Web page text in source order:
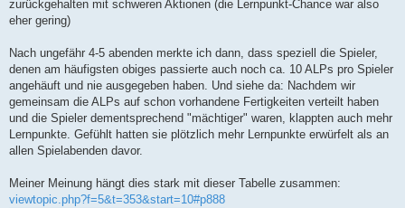
zurückgehalten mit schweren Aktionen (die Lernpunkt-Chance war also
eher gering)
Nach ungefähr 4-5 abenden merkte ich dann, dass speziell die Spieler,
denen am häufigsten obiges passierte auch noch ca. 10 ALPs pro Spieler
angehäuft und nie ausgegeben haben. Und siehe da: Nachdem wir
gemeinsam die ALPs auf schon vorhandene Fertigkeiten verteilt haben
und die Spieler dementsprechend "mächtiger" waren, klappten auch mehr
Lernpunkte. Gefühlt hatten sie plötzlich mehr Lernpunkte erwürfelt als an
allen Spielabenden davor.
Meiner Meinung hängt dies stark mit dieser Tabelle zusammen:
viewtopic.php?f=5&t=353&start=10#p888